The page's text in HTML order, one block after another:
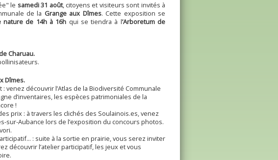
le samedi 31 août, citoyens et visiteurs sont invités à
de la Grange aux Dîmes. Cette exposition se
nature de 14h à 16h qui se tiendra à l’Arboretum de
Charuau.
Dîmes.
venez découvrir l’Atlas de la Biodiversité Communale
d’inventaires, les espèces patrimoniales de la
!
prix : à travers les clichés des Soulainois.es, venez
sur-Aubance lors de l’exposition du concours photos.
: suite à la sortie en prairie, vous serez inviter
découvrir l’atelier participatif, les jeux et vous